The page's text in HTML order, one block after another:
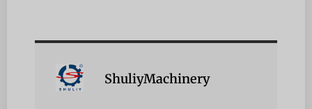
ShuliyMachinery